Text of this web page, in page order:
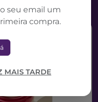
seu email um
compra.
MAIS TARDE